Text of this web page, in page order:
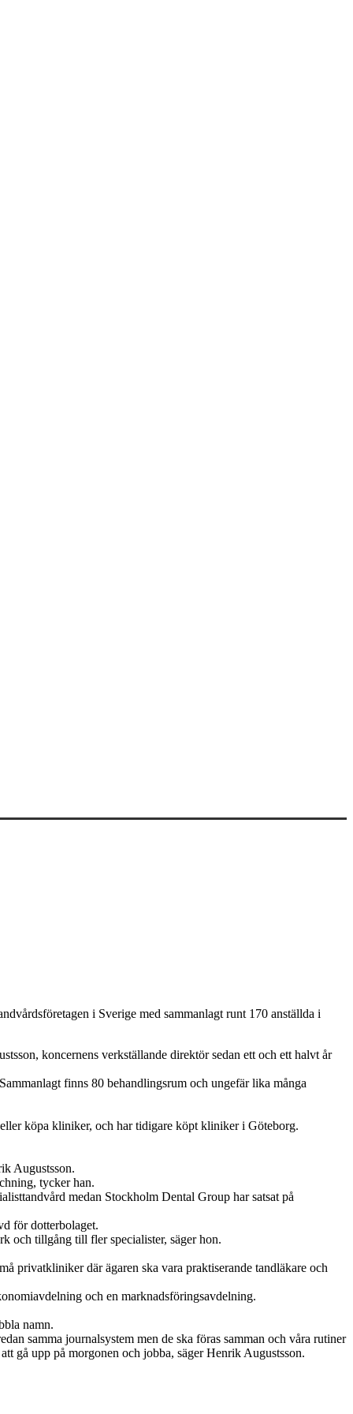
i Sverige med sammanlagt runt 170 anställda i
koncernens verkställande direktör sedan ett och ett halvt år
finns 80 behandlingsrum och ungefär lika många
köpa kliniker, och har tidigare köpt kliniker i Göteborg.
Augustsson.
tycker han.
medan Stockholm Dental Group har satsat på
för dotterbolaget.
och tillgång till fler specialister, säger hon.
privatkliniker där ägaren ska vara praktiserande tandläkare och
och en marknadsföringsavdelning.
namn.
samma journalsystem men de ska föras samman och våra rutiner
gå upp på morgonen och jobba, säger Henrik Augustsson.